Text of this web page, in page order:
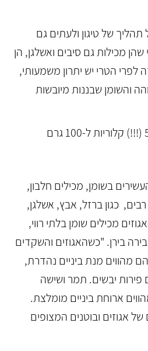
של טיגון ולעתים גם
מכילות גם סיבים ואשלגן, הן
לפרי הטרי יש יתרון משמעותי,
והשומן שבננות מיובשות
בשומן, מכילים חלבון,
כגון ברזל, אבץ, אשלגן,
מכילים שומן בלתי רווי,
בירן. "כשהאגוזים והשקדים
מהווים מנת ביניים נהדרת,
פירות יבשים. תמר ושישה
ארוחת ביניים מומלצת.
אגוזים ובוטנים המצופים